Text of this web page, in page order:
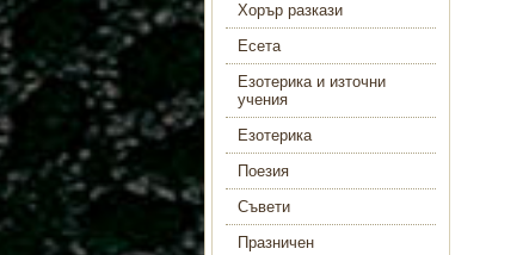
Хорър разкази
Есета
Езотерика и източни
учения
Езотерика
Поезия
Съвети
Празничен